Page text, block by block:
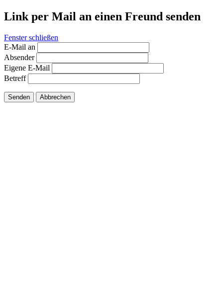
Link per Mail an einen Freund senden
Fenster schließen
E-Mail an
Absender
Eigene E-Mail
Betreff
Senden Abbrechen